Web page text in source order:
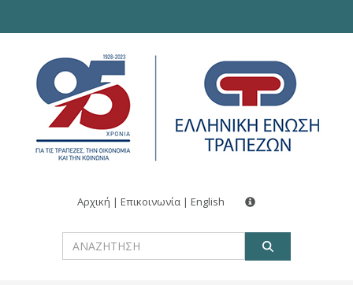
Αρχική | Επικοινωνία | English